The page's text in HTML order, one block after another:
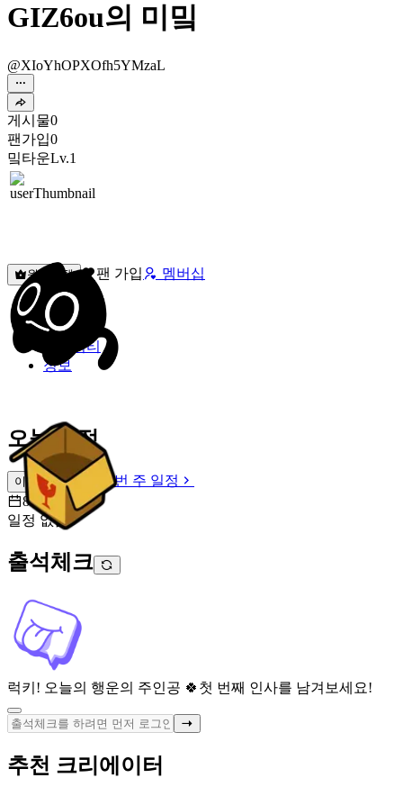
GIZ6ou의 미밐
@XIoYhOPXOfh5YMzaL
게시물0
팬가입0
밐타운Lv.1
원픽선택 팬 가입 멤버십
밐타운
피드
커뮤니티
정보
오늘 일정
이번 주 일정
이번 주 일정
8월 7일 [금]
일정 없음
출석체크
럭키! 오늘의 행운의 주인공 🍀 첫 번째 인사를 남겨보세요!
추천 크리에이터